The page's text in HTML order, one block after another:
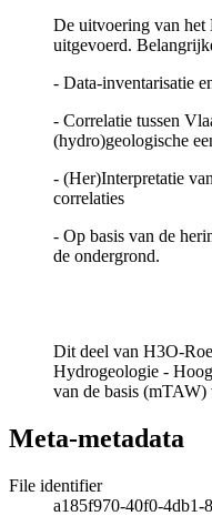
De uitvoering van het
uitgevoerd.
- Data-inventarisatie
- Correlatie tussen
(hydro)geologische
- (Her)Interpretatie
correlaties
- Op basis van de
de ondergrond.
Dit deel van H3O-
Hydrogeologie -
van de basis
Meta-metadata
File identifier
a185f970-40f0-4db1-